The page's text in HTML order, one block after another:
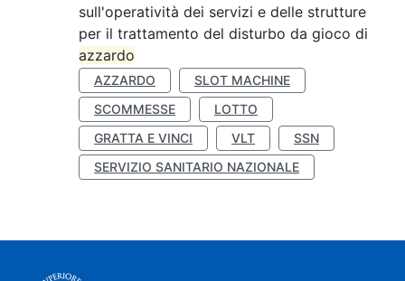
sull'operatività dei servizi e delle strutture
per il trattamento del disturbo da gioco di
azzardo
AZZARDO
SLOT MACHINE
SCOMMESSE
LOTTO
GRATTA E VINCI
VLT
SSN
SERVIZIO SANITARIO NAZIONALE